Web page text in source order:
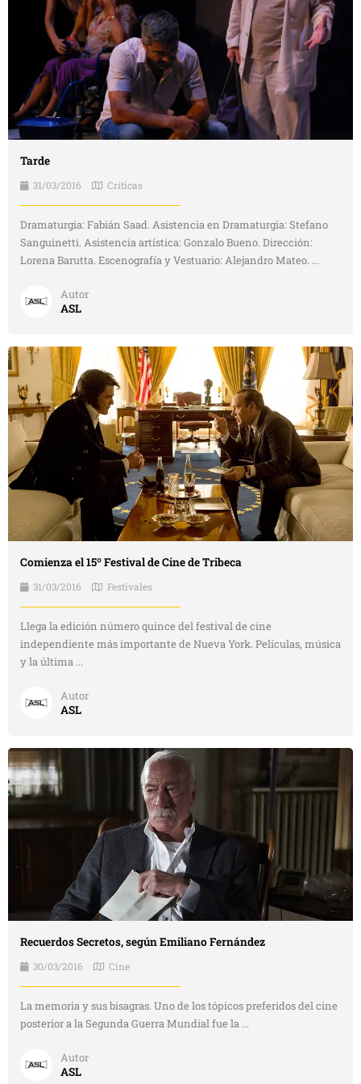
Tarde
31/03/2016 Críticas
Dramaturgia: Fabián Saad. Asistencia en Dramaturgia: Stefano
Sanguinetti. Asistencia artística: Gonzalo Bueno. Dirección:
Lorena Barutta. Escenografía y Vestuario: Alejandro Mateo. ...
Autor
ASL
Comienza el 15º Festival de Cine de Tribeca
31/03/2016 Festivales
Llega la edición número quince del festival de cine
independiente más importante de Nueva York. Películas, música
y la última ...
Autor
ASL
Recuerdos Secretos, según Emiliano Fernández
30/03/2016 Cine
La memoria y sus bisagras. Uno de los tópicos preferidos del cine
posterior a la Segunda Guerra Mundial fue la ...
Autor
ASL